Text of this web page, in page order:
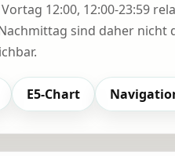
12:00, 12:00-23:59
sind daher nicht
E5-Chart